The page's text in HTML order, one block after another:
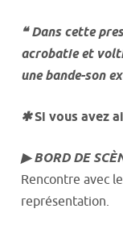
❝ Dans cette
acrobatie et
une bande-son
✱Si vous avez
▶ BORD DE
Rencontre avec
représentation.